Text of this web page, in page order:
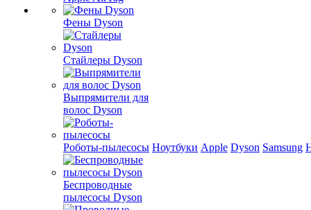
Фены Dyson
Стайлеры Dyson
Выпрямители для
волос Dyson
Роботы-пылесосы
Беспроводные
пылесосы Dyson
Ноутбуки Apple Dyson Samsung